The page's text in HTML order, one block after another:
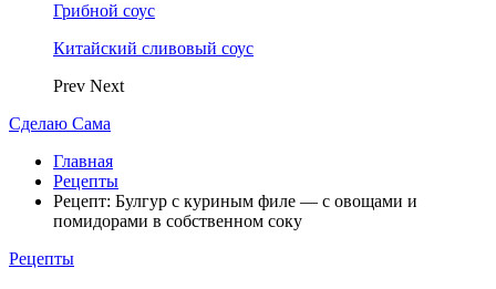
Грибной соус
Китайский сливовый соус
Prev Next
Сделаю Сама
Главная
Рецепты
Рецепт: Булгур с куриным филе — с овощами и
помидорами в собственном соку
Рецепты